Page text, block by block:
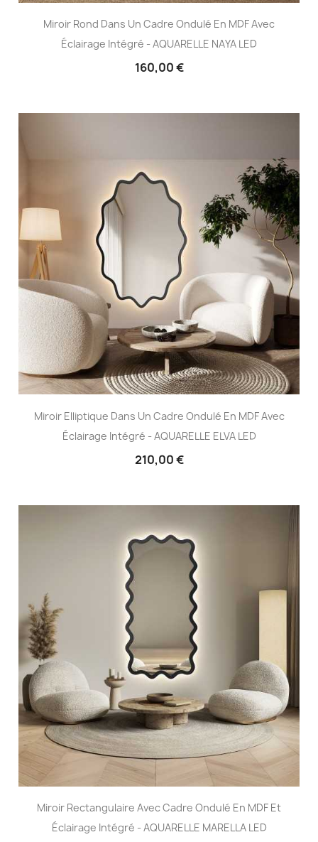
Miroir Rond Dans Un Cadre Ondulé En MDF Avec
Éclairage Intégré - AQUARELLE NAYA LED
160,00 €
Miroir Elliptique Dans Un Cadre Ondulé En MDF Avec
Éclairage Intégré - AQUARELLE ELVA LED
210,00 €
Miroir Rectangulaire Avec Cadre Ondulé En MDF Et
Éclairage Intégré - AQUARELLE MARELLA LED